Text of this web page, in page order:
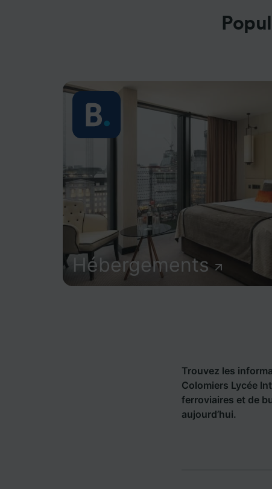
Hébergements
Trouvez les
Colomiers Lycée
ferroviaires et de
aujourd’hui.